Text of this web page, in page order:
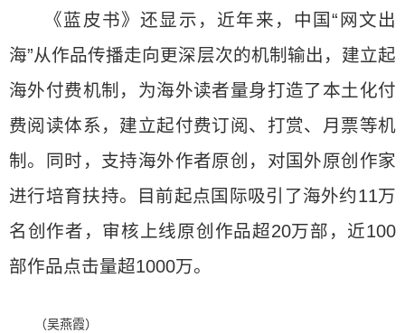
《蓝皮书》还显示，近年来，中国“网文出
海”从作品传播走向更深层次的机制输出，建立起
海外付费机制，为海外读者量身打造了本土化付
费阅读体系，建立起付费订阅、打赏、月票等机
制。同时，支持海外作者原创，对国外原创作家
进行培育扶持。目前起点国际吸引了海外约11万
名创作者，审核上线原创作品超20万部，近100
部作品点击量超1000万。
（吴燕霞）